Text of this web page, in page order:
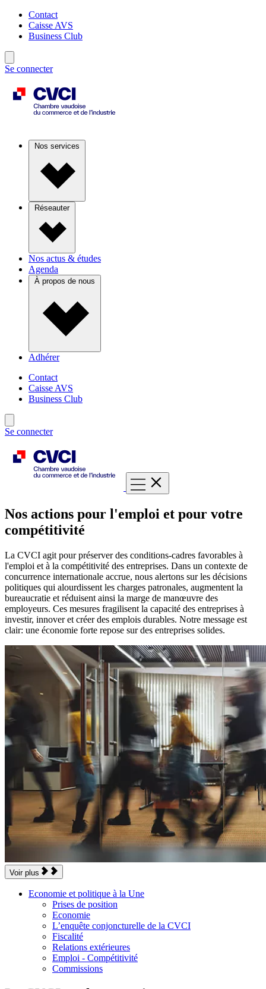
Contact
Caisse AVS
Business Club
Se connecter
Nos services
Réseauter
Nos actus & études
Agenda
À propos de nous
Adhérer
Contact
Caisse AVS
Business Club
Se connecter
Nos actions pour l'emploi et pour votre
compétitivité
La CVCI agit pour préserver des conditions-cadres favorables à
l'emploi et à la compétitivité des entreprises. Dans un contexte de
concurrence internationale accrue, nous alertons sur les décisions
politiques qui alourdissent les charges patronales, augmentent la
bureaucratie et réduisent ainsi la marge de manœuvre des
employeurs. Ces mesures fragilisent la capacité des entreprises à
investir, innover et créer des emplois durables. Notre message est
clair: une économie forte repose sur des entreprises solides.
Voir plus
Economie et politique à la Une
Prises de position
Economie
L’enquête conjoncturelle de la CVCI
Fiscalité
Relations extérieures
Emploi - Compétitivité
Commissions